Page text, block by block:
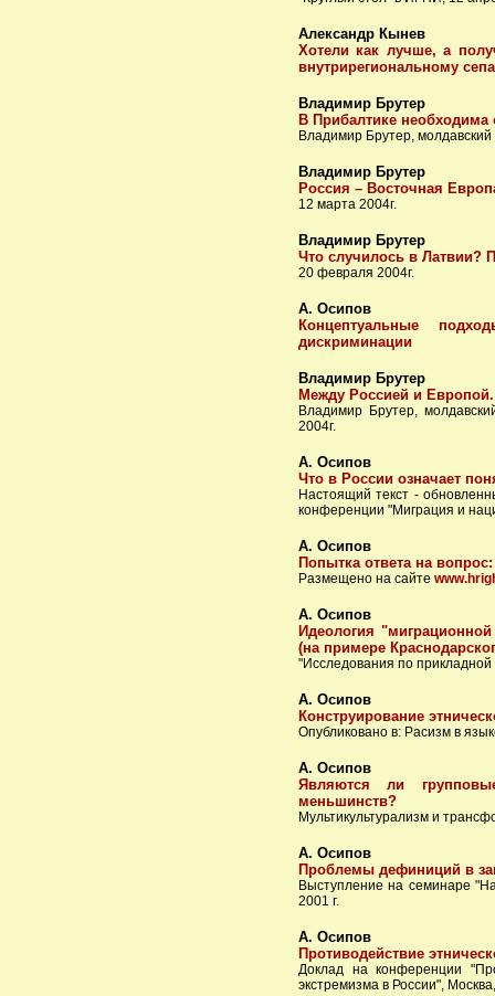
Александр Кынев
Хотели как лучше, а
внутрирегиональному
Владимир Брутер
В Прибалтике необходима
Владимир Брутер, молдавский
Владимир Брутер
Россия – Восточная
12 марта 2004г.
Владимир Брутер
Что случилось в Латвии?
20 февраля 2004г.
А. Осипов
Концептуальные
дискриминации
Владимир Брутер
Между Россией и
Владимир Брутер,
2004г.
А. Осипов
Что в России означает
Настоящий текст -
конференции "Миграция и
А. Осипов
Попытка ответа на
Размещено на сайте
А. Осипов
Идеология
(на примере
"Исследования по
А. Осипов
Конструирование
Опубликовано в: Расизм в
А. Осипов
Являются ли
меньшинств?
Мультикультурализм и
А. Осипов
Проблемы дефиниций в
Выступление на семинаре
2001 г.
А. Осипов
Противодействие
Доклад на конференции
экстремизма в России",